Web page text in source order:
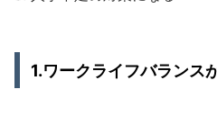
1.ワークライフバランス